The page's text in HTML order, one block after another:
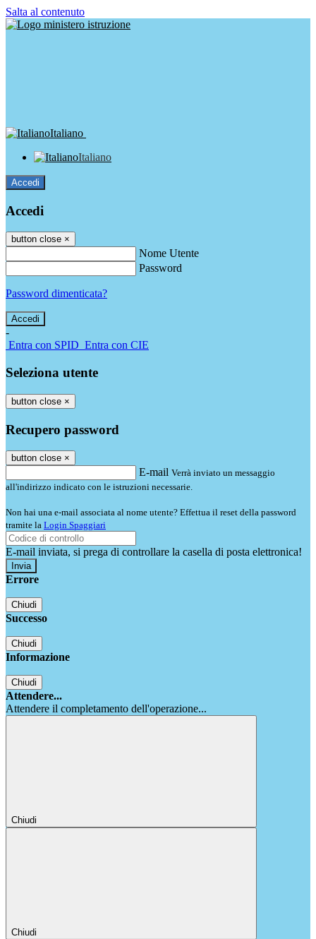
Salta al contenuto
Italiano
Italiano
Accedi
Accedi
button close ×
Nome Utente
Password
Password dimenticata?
-
Entra con SPID Entra con CIE
Seleziona utente
button close ×
Recupero password
button close ×
E-mail Verrà inviato un messaggio
all'indirizzo indicato con le istruzioni necessarie.
Non hai una e-mail associata al nome utente? Effettua il reset della password
tramite la Login Spaggiari
E-mail inviata, si prega di controllare la casella di posta elettronica!
Errore
Chiudi
Successo
Chiudi
Informazione
Chiudi
Attendere...
Attendere il completamento dell'operazione...
Chiudi
Chiudi